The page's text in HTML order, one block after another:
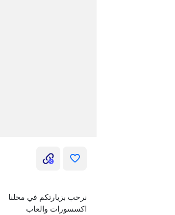
نرحب بزيارتكم في محلنا
اكسسورات والعاب